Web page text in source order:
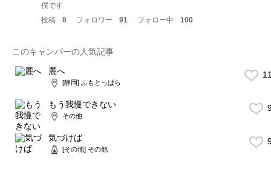
僕です
投稿
8 フォロワー 91 フォロー中 100
このキャンパーの人気記事
麓へ
[静岡] ふもとっぱら
もう我慢できない
その他
気づけば
[その他] その他